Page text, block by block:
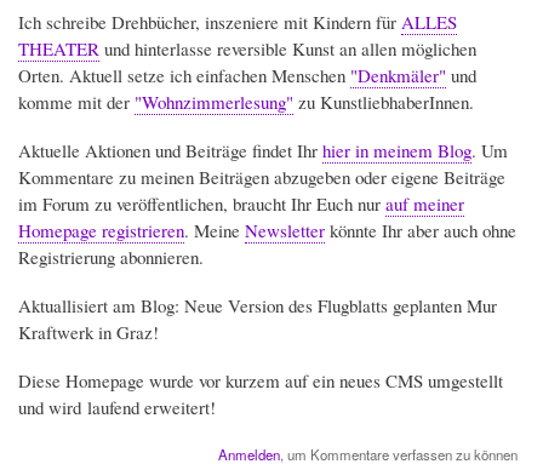
Ich schreibe Drehbücher, inszeniere mit Kindern für ALLES
THEATER und hinterlasse reversible Kunst an allen möglichen
Orten. Aktuell setze ich einfachen Menschen "Denkmäler" und
komme mit der "Wohnzimmerlesung" zu KunstliebhaberInnen.
Aktuelle Aktionen und Beiträge findet Ihr hier in meinem Blog. Um
Kommentare zu meinen Beiträgen abzugeben oder eigene Beiträge
im Forum zu veröffentlichen, braucht Ihr Euch nur auf meiner
Homepage registrieren. Meine Newsletter könnte Ihr aber auch ohne
Registrierung abonnieren.
Aktuallisiert am Blog: Neue Version des Flugblatts geplanten Mur
Kraftwerk in Graz!
Diese Homepage wurde vor kurzem auf ein neues CMS umgestellt
und wird laufend erweitert!
Anmelden, um Kommentare verfassen zu können